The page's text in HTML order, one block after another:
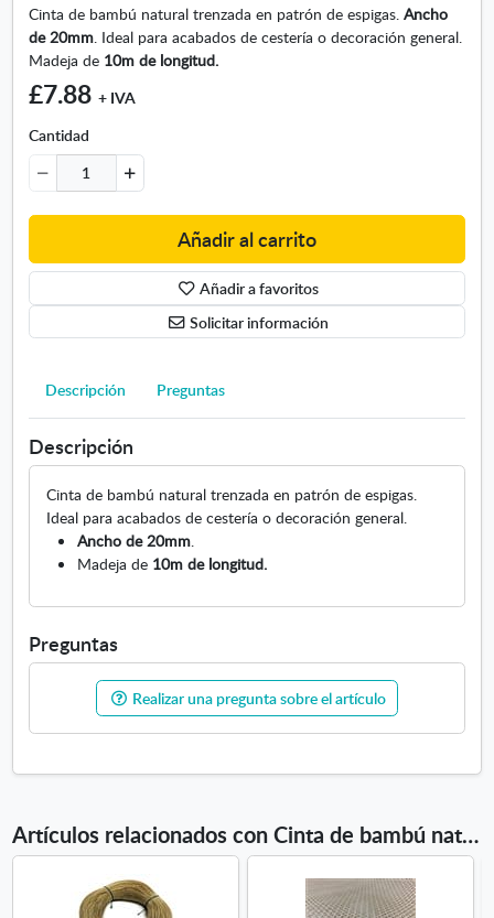
e
d
b
m
b
t
r
Cinta de bambú natural trenzada en patrón de espigas.Ancho
de 20mm . Ideal para acabados de cestería o decoración general.
Madeja de 10m de longitud.
£7.88 + IVA
Cantidad
Añadir al carrito
Añadir a favoritos
Solicitar información
Descripción Preguntas
Descripción
Cinta de bambú natural trenzada en patrón de espigas.
Ideal para acabados de cestería o decoración general.
Ancho de 20mm
Madeja de 10m de longitud.
Preguntas
Realizar una pregunta sobre el artículo
Artículos relacionados con Cinta de bambú natural 10m